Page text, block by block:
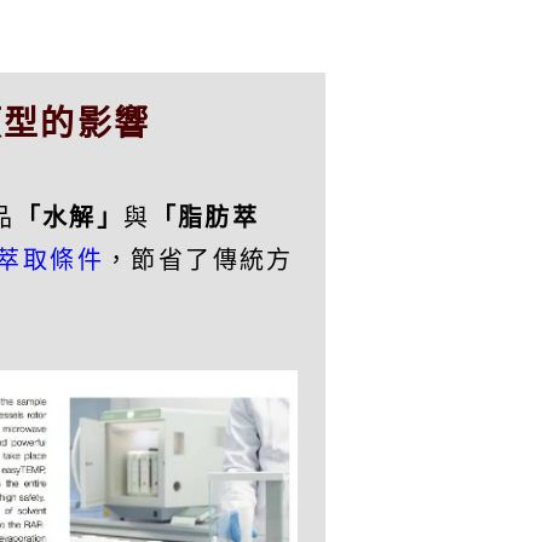
的影響
「水解」 與
「脂肪萃
取條件 ，節省了傳統方